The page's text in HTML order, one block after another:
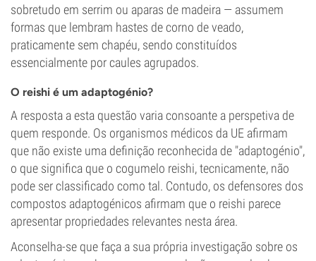
sobretudo em serrim ou aparas de madeira — assumem
formas que lembram hastes de corno de veado,
praticamente sem chapéu, sendo constituídos
essencialmente por caules agrupados.
O reishi é um adaptogénio?
A resposta a esta questão varia consoante a perspetiva de
quem responde. Os organismos médicos da UE afirmam
que não existe uma definição reconhecida de "adaptogénio",
o que significa que o cogumelo reishi, tecnicamente, não
pode ser classificado como tal. Contudo, os defensores dos
compostos adaptogénicos afirmam que o reishi parece
apresentar propriedades relevantes nesta área.
Aconselha-se que faça a sua própria investigação sobre os